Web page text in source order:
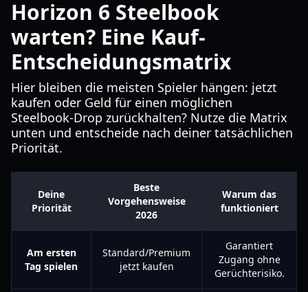
Horizon 6 Steelbook
warten? Eine Kauf-
Entscheidungsmatrix
Hier bleiben die meisten Spieler hängen: jetzt
kaufen oder Geld für einen möglichen
Steelbook-Drop zurückhalten? Nutze die Matrix
unten und entscheide nach deiner tatsächlichen
Priorität.
Deine
Priorität
Beste
Vorgehensweise
2026
Warum das
funktioniert
Am ersten
Tag spielen
Standard/Premium
jetzt kaufen
Garantiert
Zugang ohne
Gerüchterisiko.